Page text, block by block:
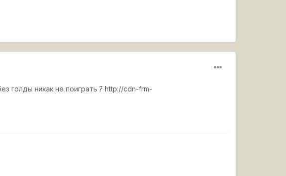
голды никак не поиграть ?http://cdn-frm-